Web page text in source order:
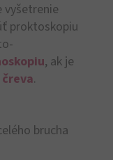
vyšetrenie
proktoskopiu
, ak je
.
brucha